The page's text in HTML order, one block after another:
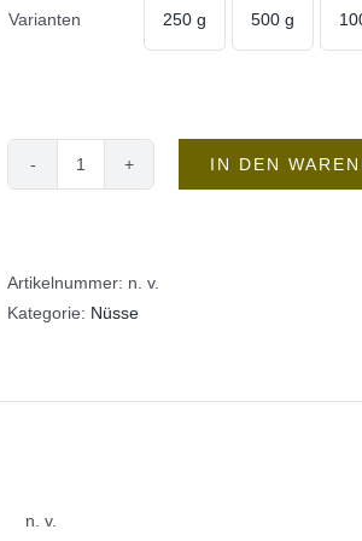
Varianten 250 g 500 g
Nüsse
IN DEN
Artikelnummer: n. v.
Kategorie: Nüsse
n. v.